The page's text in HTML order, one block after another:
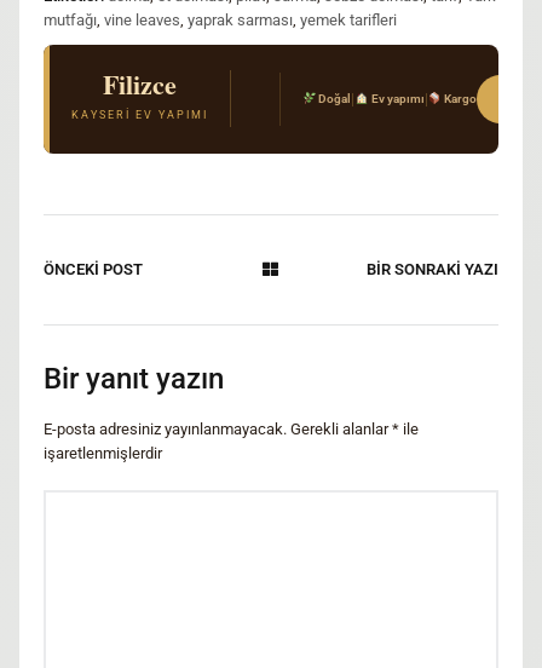
mutfağı vine leaves yaprak sarması yemek tarifleri
Filizce
KAYSERI EV YAPIMI
El Açması Mantı & Ev Yemekleri
Gerçek Kayseri tarifi · Kimyasal katkı yok ·
Doğal | Ev yapımı| Kargo
ÖNCEKİ POST BİR SONRAKİ YAZI
Bir yanıt yazın
E-posta adresiniz yayınlanmayacak. Gerekli alanlar* ile
işaretlenmişlerdir